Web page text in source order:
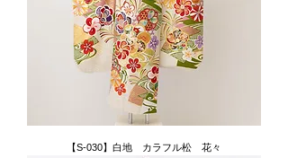
【S-030】白地 カラフル松 花々